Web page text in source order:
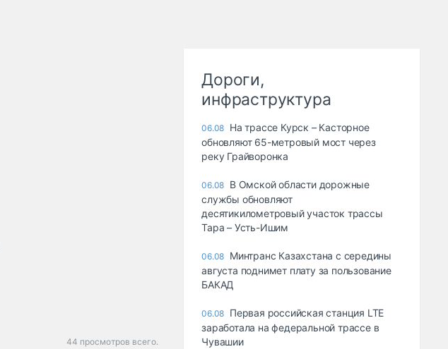
44 просмотров всего.
Дороги,
инфраструктура
06.08 На трассе Курск – Касторное
обновляют 65-метровый мост через
реку Грайворонка
06.08 В Омской области дорожные
службы обновляют
десятикилометровый участок трассы
Тара – Усть-Ишим
06.08 Минтранс Казахстана с середины
августа поднимет плату за пользование
БАКАД
06.08 Первая российская станция LTE
заработала на федеральной трассе в
Чувашии